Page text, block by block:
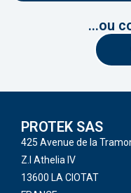
...ou
PROTEK SAS
425 Avenue de la
Z.I Athelia IV
13600 LA CIOTAT